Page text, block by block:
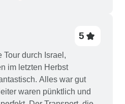
an
Tuan in Ho Chi Minh
Reap Herr Vat in Luang
wir einen Reiseleiter,
Reise begleitete.
Visa, Transport usw.
5
Tour durch Israel,
im letzten Herbst
Alles war gut
waren pünktlich und